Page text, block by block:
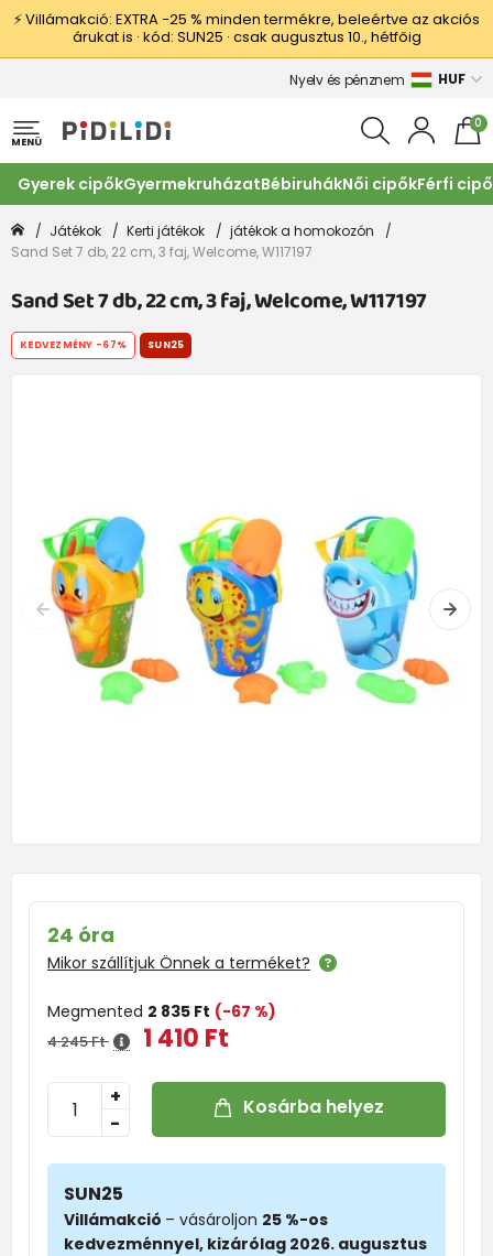
⚡ Villámakció: EXTRA −25 % minden termékre, beleértve az akciós
árukat is · kód: SUN25 · csak augusztus 10., hétfőig
Nyelv és pénznem HUF
MENÜ
0
Gyerek cipőkGyermekruházatBébiruhákNői cipőkFérfi
Játékok Kerti játékok
játékok a homokozón
Sand Set 7 db, 22 cm, 3 faj, Welcome, W117197
Sand Set 7 db, 22 cm, 3 faj, Welcome, W117197
24 óra
Mikor szállítjuk Önnek a terméket?
Megmented 2 835 Ft (-67 %)
4 245 Ft 1 410 Ft
-
+ Kosárba helyez
SUN25
Villámakció – vásároljon 25 %-os
kedvezménnyel, kizárólag 2026. augusztus
KEDVEZMÉNY -67% SUN25